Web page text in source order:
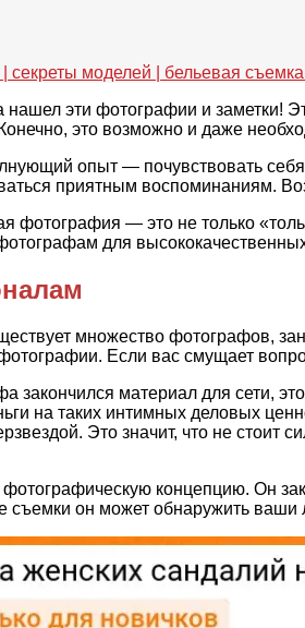
| секреты моделей | бельевая
нашел эти фотографии и
это возможно и даже
опыт — почувствовать
приятным воспоминаниям.
фотография — это не только
для
множество фотографов,
фотографии. Если вас смущает
закончился материал для сети,
на таких интимных деловых
Это значит, что не стоит
концепцию. Он
съемки он может обнаружить